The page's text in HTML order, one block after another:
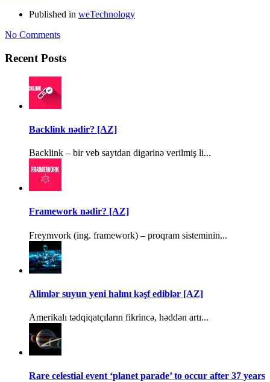
Published in weTechnology
No Comments
Recent Posts
Backlink nədir? [AZ]
Backlink – bir veb saytdan digərinə verilmiş li...
Framework nədir? [AZ]
Freymvork (ing. framework) – proqram sisteminin...
Alimlər suyun yeni halını kəşf ediblər [AZ]
Amerikalı tədqiqatçıların fikrincə, həddən artı...
Rare celestial event ‘planet parade’ to occur after 37 years